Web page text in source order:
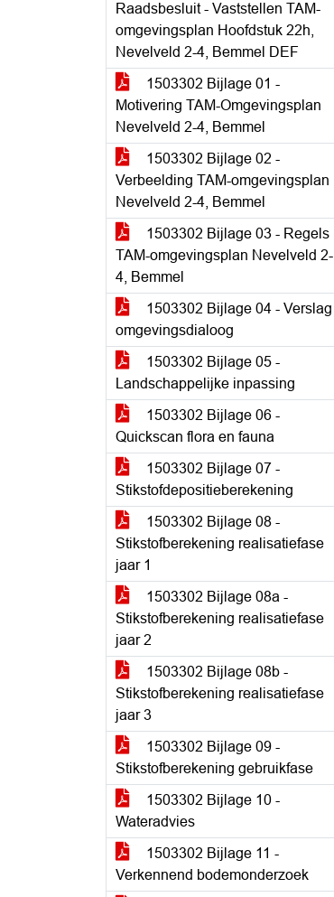
Raadsbesluit - Vaststellen TAM-
omgevingsplan Hoofdstuk 22h,
Nevelveld 2-4, Bemmel DEF
1503302 Bijlage 01 -
Motivering TAM-Omgevingsplan
Nevelveld 2-4, Bemmel
1503302 Bijlage 02 -
Verbeelding TAM-omgevingsplan
Nevelveld 2-4, Bemmel
1503302 Bijlage 03 - Regels
TAM-omgevingsplan Nevelveld 2-
4, Bemmel
1503302 Bijlage 04 - Verslag
omgevingsdialoog
1503302 Bijlage 05 -
Landschappelijke inpassing
1503302 Bijlage 06 -
Quickscan flora en fauna
1503302 Bijlage 07 -
Stikstofdepositieberekening
1503302 Bijlage 08 -
Stikstofberekening realisatiefase
jaar 1
1503302 Bijlage 08a -
Stikstofberekening realisatiefase
jaar 2
1503302 Bijlage 08b -
Stikstofberekening realisatiefase
jaar 3
1503302 Bijlage 09 -
Stikstofberekening gebruikfase
1503302 Bijlage 10 -
Wateradvies
1503302 Bijlage 11 -
Verkennend bodemonderzoek